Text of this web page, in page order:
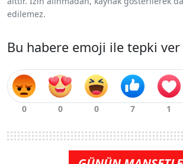
edilemez.
Bu habere emoji ile tepki ver